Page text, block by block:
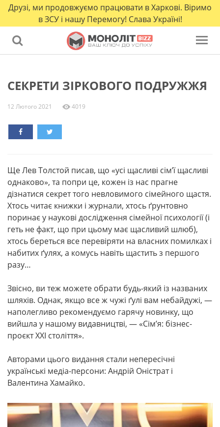
Друзі, ми продовжуємо працювати в Харкові. Віримо
в ЗСУ і нашу Перемогу! Слава Україні!
СЕКРЕТИ ЗІРКОВОГО ПОДРУЖЖЯ
12 Лютого 2021 4019
Ще Лев Толстой писав, що «усі щасливі сім’ї щасливі
однаково», та попри це, кожен із нас прагне
дізнатися секрет того невловимого сімейного щастя.
Хтось читає книжки і журнали, хтось ґрунтовно
поринає у наукові дослідження сімейної психології (і
геть не факт, що при цьому має щасливий шлюб),
хтось береться все перевіряти на власних помилках і
набитих ґулях, а комусь навіть щастить з першого
разу…
Звісно, ви теж можете обрати будь-який із названих
шляхів. Однак, якщо все ж чужі ґулі вам небайдужі, —
наполегливо рекомендуємо гарячу новинку, що
вийшла у нашому видавництві, — «Сім’я: бізнес-
проєкт ХХІ століття».
Авторами цього видання стали непересічні
українські медіа-персони: Андрій Оністрат і
Валентина Хамайко.